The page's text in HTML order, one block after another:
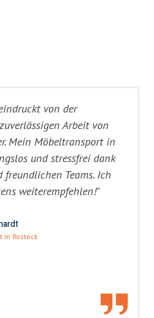
von der
Arbeit von
Mein Möbeltransport in
und stressfrei dank
Teams. Ich
weiterempfehlen!"
in Rostock